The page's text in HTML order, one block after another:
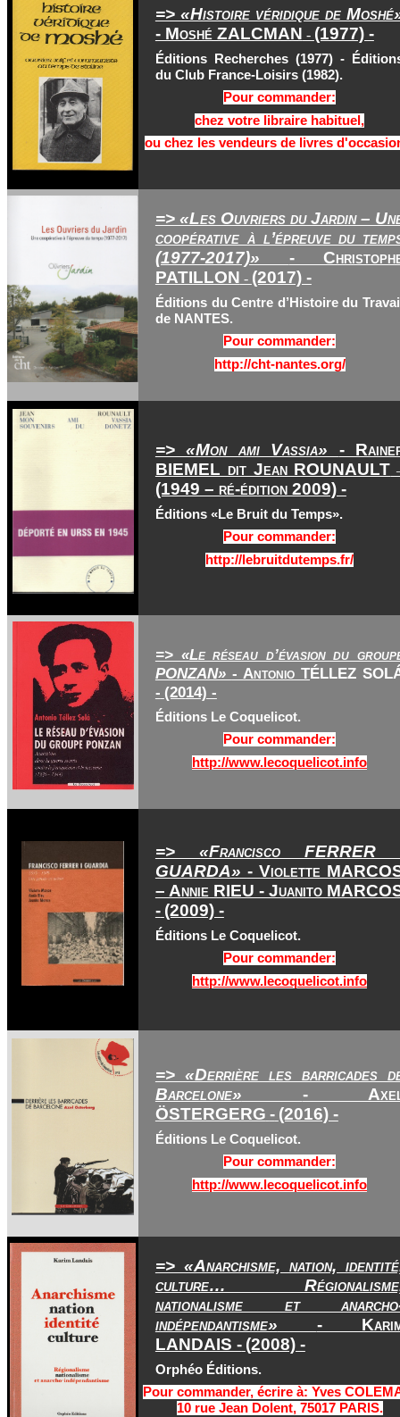
=> «Histoire véridique de
- Moshé ZALCMAN - (1977) -
Éditions Recherches (1977) -
du Club France-Loisirs (1982).
Pour commander:
chez votre libraire habituel,
ou chez les vendeurs de livres
=> «Les Ouvriers du Jardin –
coopérative à l’épreuve du
(1977-2017)» -
PATILLON - (2017) -
Éditions du Centre d’Histoire du
de NANTES.
Pour commander:
http://cht-nantes.org/
=> «Mon ami Vassia» -
BIEMEL dit Jean ROUNAULT
(1949 – ré-édition 2009) -
Éditions «Le Bruit du Temps».
Pour commander:
http://lebruitdutemps.fr/
=> «Le réseau d’évasion du
PONZAN» - Antonio TÉLLEZ
- (2014) -
Éditions Le Coquelicot.
Pour commander:
http://www.lecoquelicot.info
=> «Francisco FERRER
GUARDA» - Violette
– Annie RIEU - Juanito
- (2009) -
Éditions Le Coquelicot.
Pour commander:
http://www.lecoquelicot.info
=> «Derrière les barricades
Barcelone»
-
ÖSTERGERG - (2016) -
Éditions Le Coquelicot.
Pour commander:
http://www.lecoquelicot.info
=> «Anarchisme, nation,
culture…
nationalisme et
indépendantisme»
-
LANDAIS - (2008) -
Orphéo Éditions.
Pour commander, écrire à: Yves
10 rue Jean Dolent, 75017 PARIS.